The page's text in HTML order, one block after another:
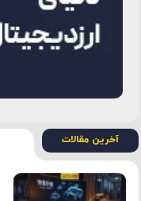
آخرین مقالات